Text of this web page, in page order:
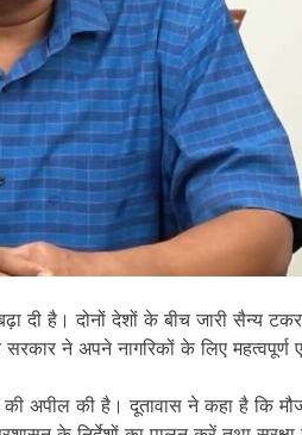
दी है। दोनों देशों के बीच जारी सैन्य
ने अपने नागरिकों के लिए महत्वपूर्ण
अपील की है। दूतावास ने कहा है कि